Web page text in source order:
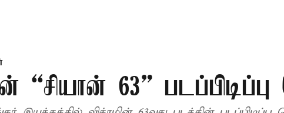
“சியான் 63”